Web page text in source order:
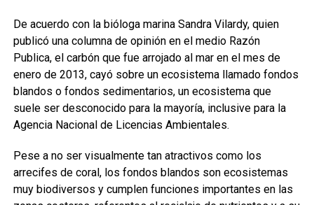
De acuerdo con la bióloga marina Sandra Vilardy, quien
publicó una columna de opinión en el medio Razón
Publica, el carbón que fue arrojado al mar en el mes de
enero de 2013, cayó sobre un ecosistema llamado fondos
blandos o fondos sedimentarios, un ecosistema que
suele ser desconocido para la mayoría, inclusive para la
Agencia Nacional de Licencias Ambientales.
Pese a no ser visualmente tan atractivos como los
arrecifes de coral, los fondos blandos son ecosistemas
muy biodiversos y cumplen funciones importantes en las